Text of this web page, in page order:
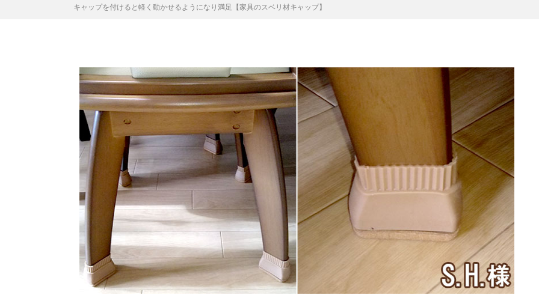
キャップを付けると軽く動かせるようになり満足【家具のスベリ材キャップ】